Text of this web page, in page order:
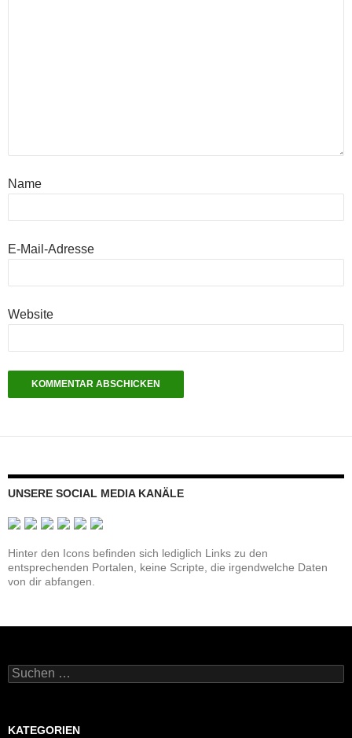
Name
E-Mail-Adresse
Website
UNSERE SOCIAL MEDIA KANÄLE
Hinter den Icons befinden sich lediglich Links zu den
entsprechenden Portalen, keine Scripte, die irgendwelche Daten
von dir abfangen.
Suchen
nach:
KATEGORIEN